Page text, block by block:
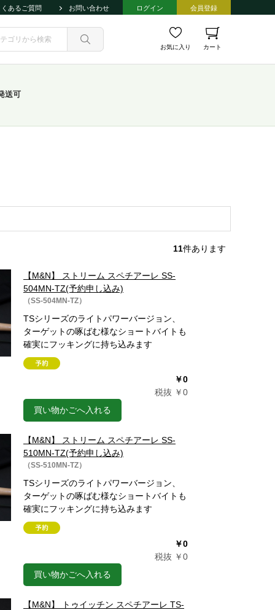
くあるご質問 お問い合わせ ログイン 会員登録
お気に入り カート
送可
11件あります
【M&N】 ストリーム スペチアーレ SS-
504MN-TZ(予約申し込み)
（SS-504MN-TZ）
TSシリーズのライトパワーバージョン、
ターゲットの啄ばむ様なショートバイトも
確実にフッキングに持ち込みます
￥0
税抜 ￥0
買い物かごへ入れる
【M&N】 ストリーム スペチアーレ SS-
510MN-TZ(予約申し込み)
（SS-510MN-TZ）
TSシリーズのライトパワーバージョン、
ターゲットの啄ばむ様なショートバイトも
確実にフッキングに持ち込みます
￥0
税抜 ￥0
買い物かごへ入れる
【M&N】 トゥイッチン スペチアーレ TS-